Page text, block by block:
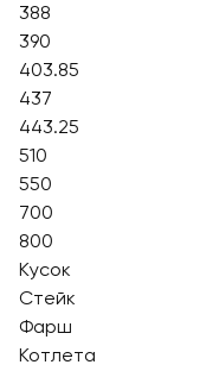
388
390
403.85
437
443.25
510
550
700
800
Кусок
Стейк
Фарш
Котлета